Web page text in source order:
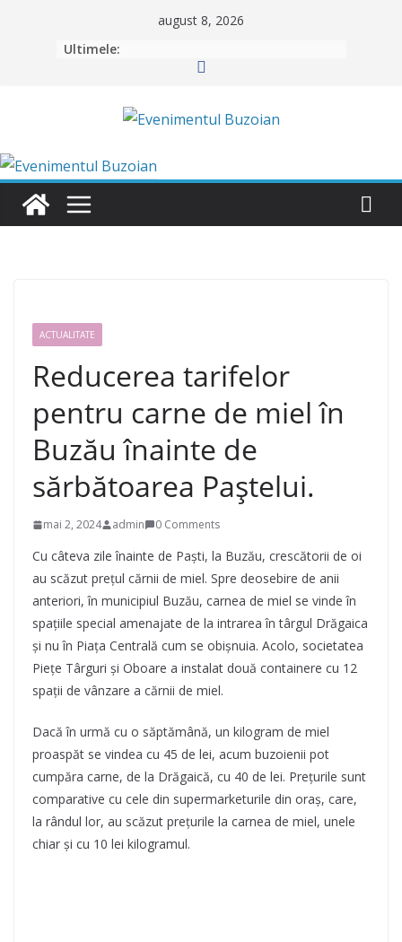
august 8, 2026
Ultimele:
ACTUALITATE
Reducerea tarifelor
pentru carne de miel în
Buzău înainte de
sărbătoarea Paștelui.
mai 2, 2024 admin 0 Comments
Cu câteva zile înainte de Paști, la Buzău, crescătorii de oi
au scăzut prețul cărnii de miel. Spre deosebire de anii
anteriori, în municipiul Buzău, carnea de miel se vinde în
spațiile special amenajate de la intrarea în târgul Drăgaica
și nu în Piaţa Centrală cum se obişnuia. Acolo, societatea
Pieţe Târguri și Oboare a instalat două containere cu 12
spaţii de vânzare a cărnii de miel.
Dacă în urmă cu o săptămână, un kilogram de miel
proaspăt se vindea cu 45 de lei, acum buzoienii pot
cumpăra carne, de la Drăgaică, cu 40 de lei. Prețurile sunt
comparative cu cele din supermarketurile din oraş, care,
la rândul lor, au scăzut prețurile la carnea de miel, unele
chiar și cu 10 lei kilogramul.